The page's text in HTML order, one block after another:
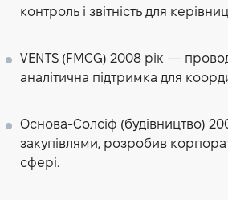
контроль і звітність для
VENTS (FMCG) 2008 рік —
аналітична підтримка для
Основа-Солсіф (будівництво)
закупівлями, розробив
сфері.